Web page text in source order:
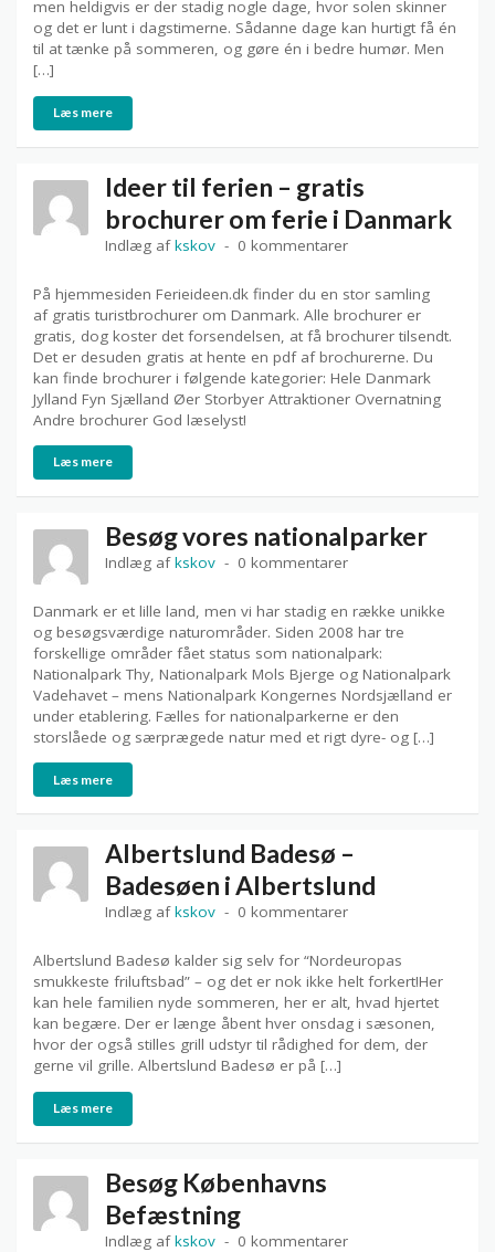
men heldigvis er der stadig nogle dage, hvor solen skinner
og det er lunt i dagstimerne. Sådanne dage kan hurtigt få én
til at tænke på sommeren, og gøre én i bedre humør. Men
[…]
Læs mere
Ideer til ferien – gratis
brochurer om ferie i Danmark
Indlæg afkskov 0 kommentarer
På hjemmesiden Ferieideen.dk finder du en stor samling
af gratis turistbrochurer om Danmark. Alle brochurer er
gratis, dog koster det forsendelsen, at få brochurer tilsendt.
Det er desuden gratis at hente en pdf af brochurerne. Du
kan finde brochurer i følgende kategorier: Hele Danmark
Jylland Fyn Sjælland Øer Storbyer Attraktioner Overnatning
Andre brochurer God læselyst!
Læs mere
Besøg vores nationalparker
Indlæg afkskov 0 kommentarer
Danmark er et lille land, men vi har stadig en række unikke
og besøgsværdige naturområder. Siden 2008 har tre
forskellige områder fået status som nationalpark:
Nationalpark Thy, Nationalpark Mols Bjerge og Nationalpark
Vadehavet – mens Nationalpark Kongernes Nordsjælland er
under etablering. Fælles for nationalparkerne er den
storslåede og særprægede natur med et rigt dyre- og […]
Læs mere
Albertslund Badesø –
Badesøen i Albertslund
Indlæg afkskov 0 kommentarer
Albertslund Badesø kalder sig selv for “Nordeuropas
smukkeste friluftsbad” – og det er nok ikke helt forkert!Her
kan hele familien nyde sommeren, her er alt, hvad hjertet
kan begære. Der er længe åbent hver onsdag i sæsonen,
hvor der også stilles grill udstyr til rådighed for dem, der
gerne vil grille. Albertslund Badesø er på […]
Læs mere
Besøg Københavns
Befæstning
Indlæg afkskov 0 kommentarer